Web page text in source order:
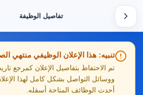
تفاصيل الوظيفة
تنبيه: هذا الإعلان الوظيفي منتهي
تم الاحتفاظ بتفاصيل الإعلان كمرجع
ووسائل التواصل بشكل كامل لهذا
أحدث الوظائف المتاحة أسفله.